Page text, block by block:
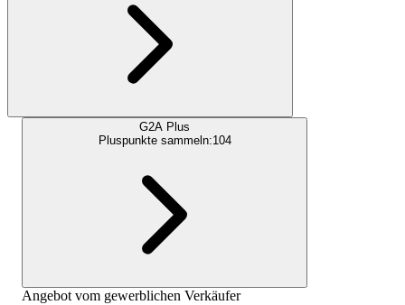
G2A Plus
Pluspunkte sammeln:104
Angebot vom gewerblichen Verkäufer